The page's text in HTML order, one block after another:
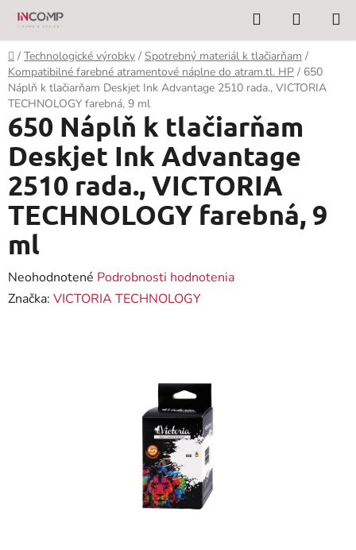
Prejsť
obsah
Hľadať
KOŠÍK
Domov
/ Technologické výrobky / Spotrebný materiál k tlačiarňam /
Kompatibilné farebné atramentové náplne do atram.tl. HP / 650
Náplň k tlačiarňam Deskjet Ink Advantage 2510 rada., VICTORIA
TECHNOLOGY farebná, 9 ml
650 Náplň k tlačiarňam
Deskjet Ink Advantage
2510 rada., VICTORIA
TECHNOLOGY farebná, 9
ml
Priemerné
hodnotenie
Neohodnotené Podrobnosti hodnotenia
Značka: VICTORIA TECHNOLOGY